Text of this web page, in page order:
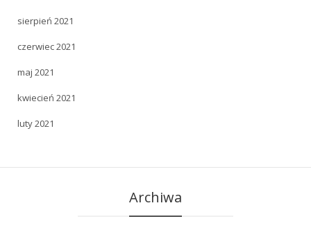
sierpień 2021
czerwiec 2021
maj 2021
kwiecień 2021
luty 2021
Archiwa